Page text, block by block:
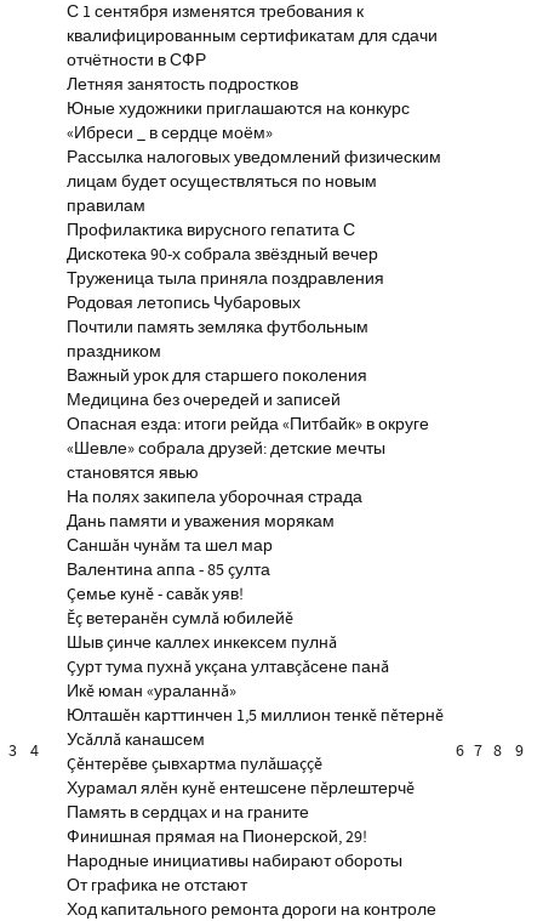
3 4
С 1 сентября изменятся требования к
квалифицированным сертификатам для сдачи
отчётности в СФР
Летняя занятость подростков
Юные художники приглашаются на конкурс
«Ибреси _ в сердце моём»
Рассылка налоговых уведомлений физическим
лицам будет осуществляться по новым
правилам
Профилактика вирусного гепатита С
Дискотека 90-х собрала звёздный вечер
Труженица тыла приняла поздравления
Родовая летопись Чубаровых
Почтили память земляка футбольным
праздником
Важный урок для старшего поколения
Медицина без очередей и записей
Опасная езда: итоги рейда «Питбайк» в округе
«Шевле» собрала друзей: детские мечты
становятся явью
На полях закипела уборочная страда
Дань памяти и уважения морякам
Саншăн чунăм та шел мар
Валентина аппа - 85 çулта
Çемье кунĕ - савăк уяв!
Ĕç ветеранĕн сумлă юбилейĕ
Шыв çинче каллех инкексем пулнă
Çурт тума пухнă укçана ултавçăсене панă
Икĕ юман «ураланнă»
Юлташĕн карттинчен 1,5 миллион тенкĕ пĕтернĕ
Усăллă канашсем
Çĕнтерĕве çывхартма пулăшаççĕ
Хурамал ялĕн кунĕ ентешсене пĕрлештерчĕ
Память в сердцах и на граните
Финишная прямая на Пионерской, 29!
Народные инициативы набирают обороты
От графика не отстают
Ход капитального ремонта дороги на контроле
6 7 8 9